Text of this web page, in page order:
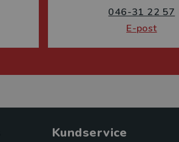
046-31 22 57
E-post
Kundservice